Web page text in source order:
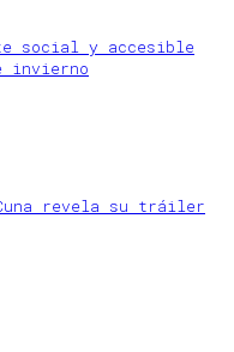
social y accesible
invierno
revela su tráiler